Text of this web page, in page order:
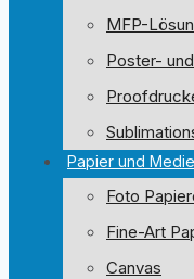
MFP-
Poster-
Papier und
Foto
Fine-Art
Canvas